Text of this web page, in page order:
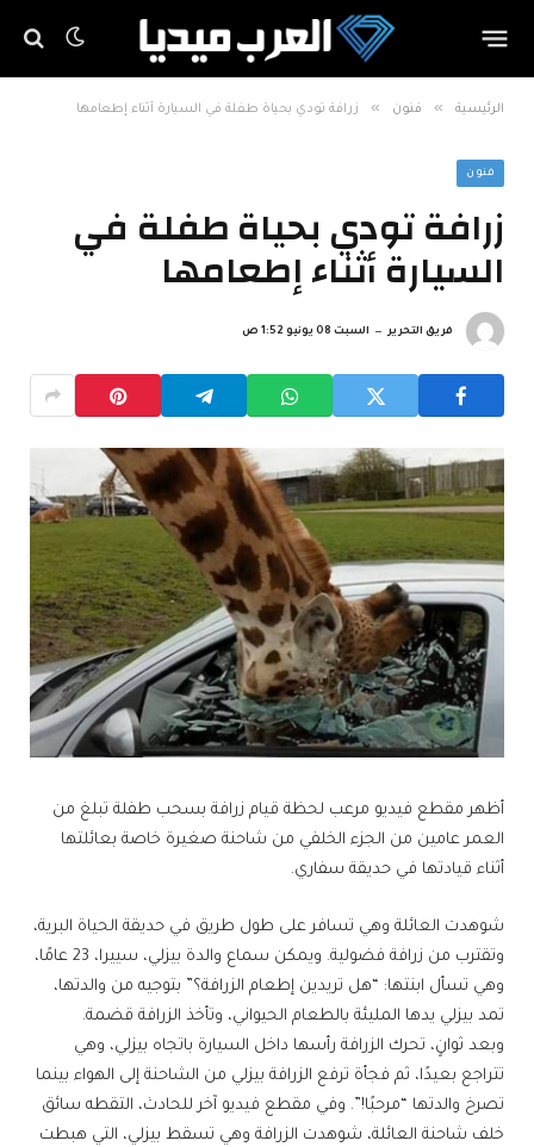
الرئيسية » فنون » زرافة تودي بحياة طفلة في السيارة أثناء إطعامها
فنون
زرافة تودي بحياة طفلة في
السيارة أثناء إطعامها
فريق التحرير السبت 08 يونيو 1:52 ص
أظهر مقطع فيديو مرعب لحظة قيام زرافة بسحب طفلة تبلغ من
العمر عامين من الجزء الخلفي من شاحنة صغيرة خاصة بعائلتها
أثناء قيادتها في حديقة سفاري.
شوهدت العائلة وهي تسافر على طول طريق في حديقة الحياة البرية،
وتقترب من زرافة فضولية. ويمكن سماع والدة بيزلي، سييرا، 23 عامًا،
وهي تسأل ابنتها: “هل تريدين إطعام الزرافة؟” بتوجيه من والدتها،
تمد بيزلي يدها المليئة بالطعام الحيواني، وتأخذ الزرافة قضمة.
وبعد ثوانٍ، تحرك الزرافة رأسها داخل السيارة باتجاه بيزلي، وهي
تتراجع بعيدًا، ثم فجأة ترفع الزرافة بيزلي من الشاحنة إلى الهواء بينما
تصرخ والدتها “مرحبًا!”. وفي مقطع فيديو آخر للحادث، التقطه سائق
خلف شاحنة العائلة، شوهدت الزرافة وهي تسقط بيزلي، التي هبطت